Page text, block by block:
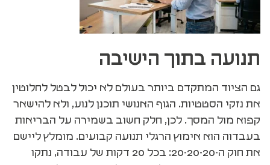
תנועה בתוך הישיבה
גם הציוד המתקדם ביותר בעולם לא יכול לבטל לחלוטין
את נזקי הסטטיות. הגוף האנושי תוכנן לנוע, ולא להישאר
קפוא מול המסך. לכן, חלק חשוב בשמירה על הבריאות
בעבדוה הוא אימוץ הרגלי תנועה קבועים. מומלץ ליישם
את חוק ה-20-20-20: בכל 20 דקות של עבודה, נתקו